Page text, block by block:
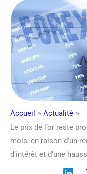
Accueil
Actualité
Le prix de l’or reste
mois, en raison d’un
d’intérêt et d’une